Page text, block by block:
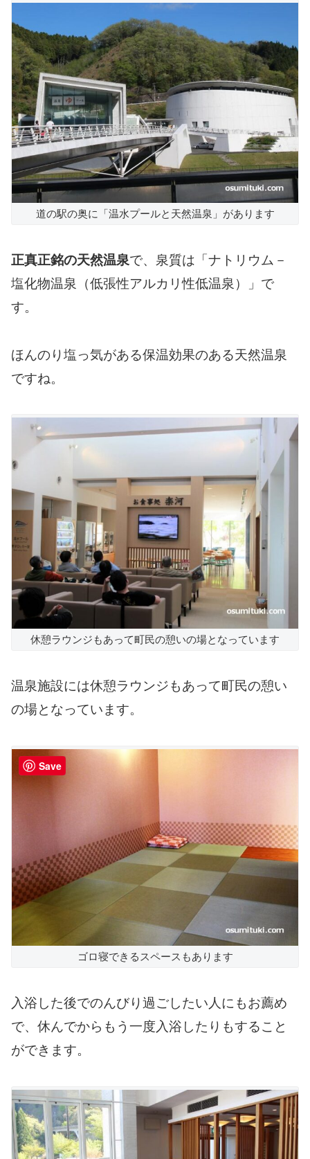
道の駅の奥に「温水プールと天然温泉」があります
正真正銘の天然温泉で、泉質は「ナトリウム－
塩化物温泉（低張性アルカリ性低温泉）」で
す。
ほんのり塩っ気がある保温効果のある天然温泉
ですね。
休憩ラウンジもあって町民の憩いの場となっています
温泉施設には休憩ラウンジもあって町民の憩い
の場となっています。
ゴロ寝できるスペースもあります
入浴した後でのんびり過ごしたい人にもお薦め
で、休んでからもう一度入浴したりもすること
ができます。
Save